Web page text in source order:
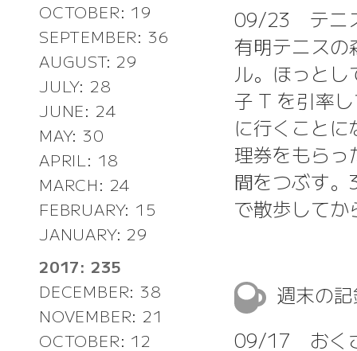
OCTOBER: 19
SEPTEMBER: 36
AUGUST: 29
JULY: 28
JUNE: 24
MAY: 30
APRIL: 18
MARCH: 24
FEBRUARY: 15
JANUARY: 29
2017: 235
DECEMBER: 38
NOVEMBER: 21
OCTOBER: 12
09/23 テニ
有明テニス
ル。ほっと
子 T を引率
に行くこと
理券をもら
間をつぶす
で散歩して
週末の
09/17 おく